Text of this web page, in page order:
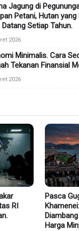
Jagung di
Petani, Hutan
Datang Setiap Tahun.
2026
Minimalis. Cara
Tekanan Finansial
2026
RI
Pasca
Harga